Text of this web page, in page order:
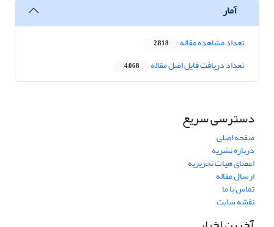
آمار
تعداد مشاهده مقاله 2,818
تعداد دریافت فایل اصل مقاله 4,068
دسترسی سریع
صفحه اصلی
درباره نشریه
اعضای هیات تحریریه
ارسال مقاله
تماس با ما
نقشه سایت